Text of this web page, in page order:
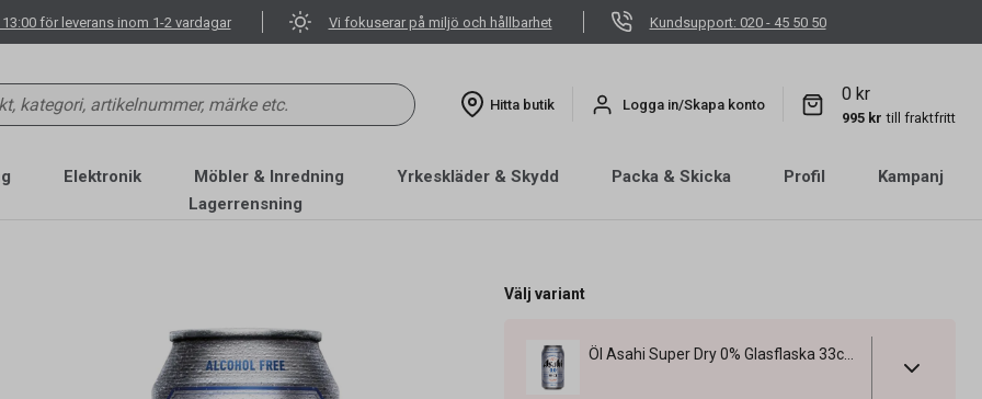
för leverans inom 1-2 vardagar Vi fokuserar på miljö och hållbarhet Kundsupport: 020 - 45 50 50
Hitta butik Logga in/Skapa konto
0 kr
995 kr till fraktfritt
Elektronik Möbler & Inredning Yrkeskläder & Skydd Packa & Skicka Profil
Kampanj
Lagerrensning
Välj variant
Öl Asahi Super Dry 0% Glasflaska 33cl exkl pant